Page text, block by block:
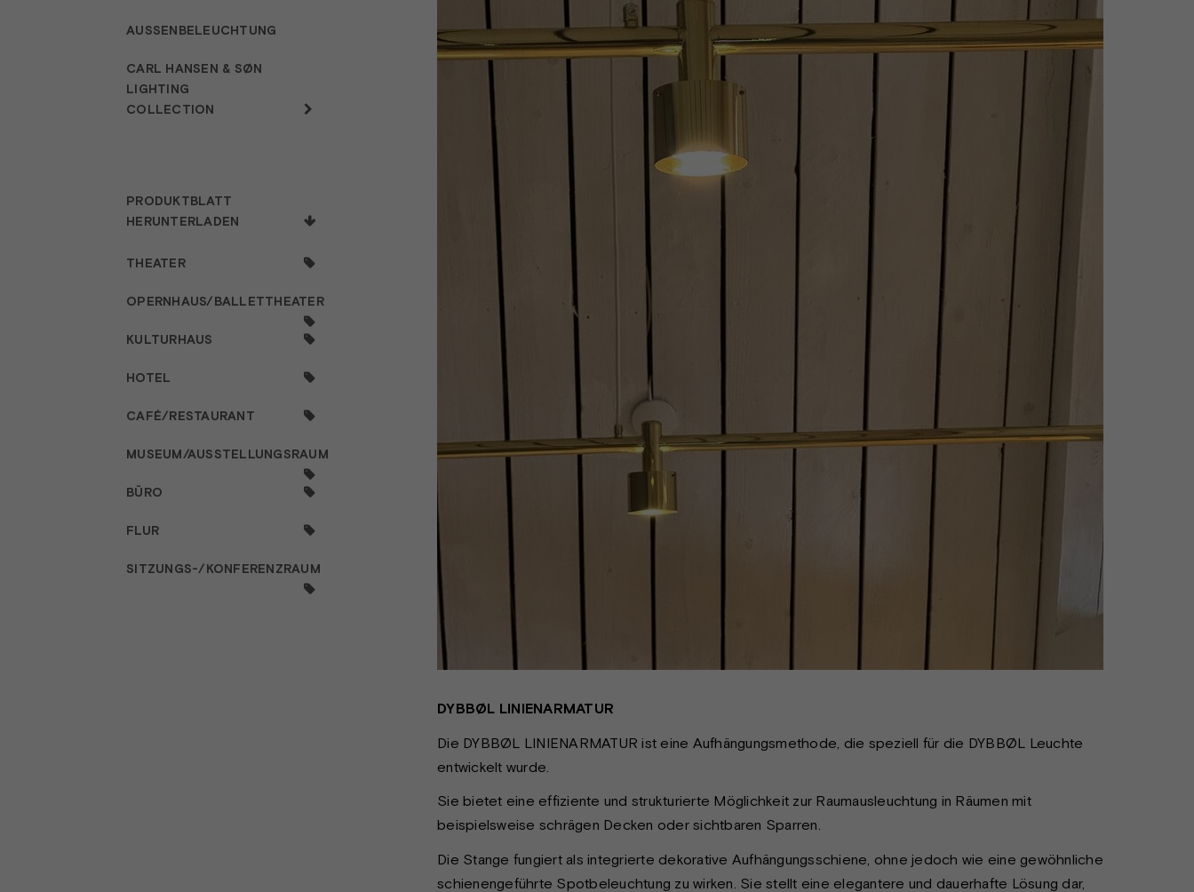
AUSSENBELEUCHTUNG
CARL HANSEN & SØN
LIGHTING
COLLECTION
PRODUKTBLATT
HERUNTERLADEN
THEATER
OPERNHAUS/BALLETTHEATER
KULTURHAUS
HOTEL
CAFÉ/RESTAURANT
MUSEUM/AUSSTELLUNGSRAUM
BÜRO
FLUR
SITZUNGS-/KONFERENZRAUM
DYBBØL LINIENARMATUR
Die DYBBØL LINIENARMATUR ist eine Aufhängungsmethode, die speziell für die DYBBØL Leuchte
entwickelt wurde.
Sie bietet eine effiziente und strukturierte Möglichkeit zur Raumausleuchtung in Räumen mit
beispielsweise schrägen Decken oder sichtbaren Sparren.
Die Stange fungiert als integrierte dekorative Aufhängungsschiene, ohne jedoch wie eine gewöhnliche
schienengeführte Spotbeleuchtung zu wirken. Sie stellt eine elegantere und dauerhafte Lösung dar,